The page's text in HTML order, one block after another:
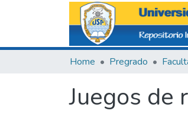
Home Pregrado
Juegos de